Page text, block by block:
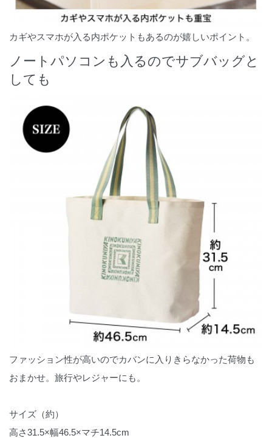
カギやスマホが入る内ポケットもあるのが嬉しいポイント。
ノートパソコンも入るのでサブバッグと
しても
ファッション性が高いのでカバンに入りきらなかった荷物も
おまかせ。旅行やレジャーにも。
サイズ（約）
高さ31.5×幅46.5×マチ14.5cm